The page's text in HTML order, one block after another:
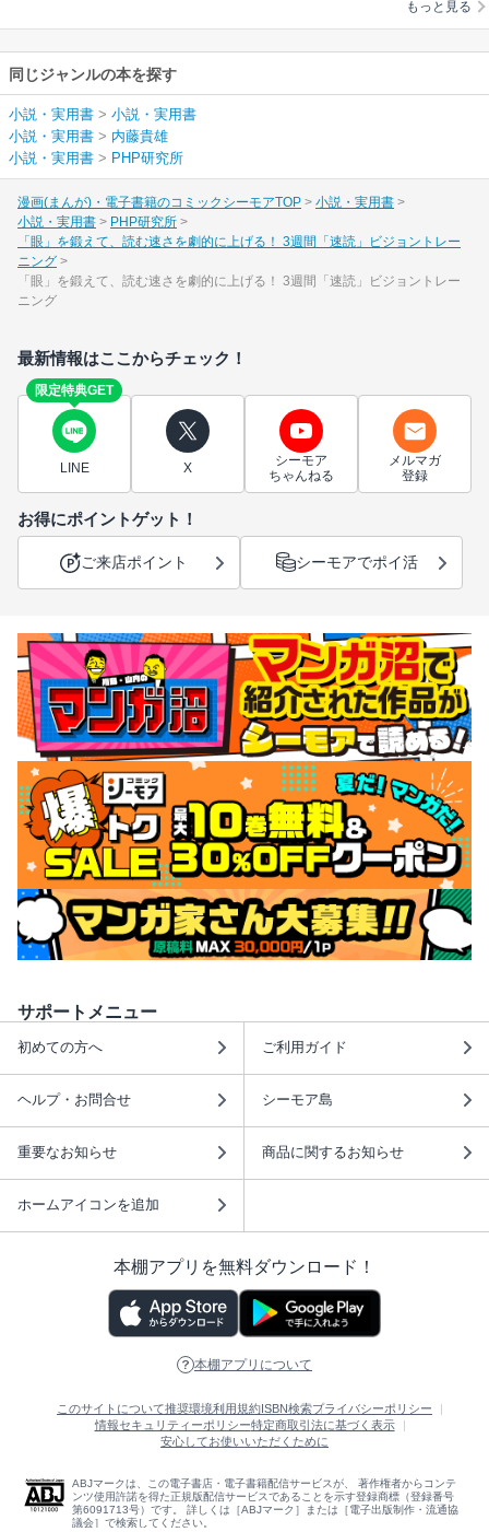
もっと見る
同じジャンルの本を探す
小説・実用書 > 小説・実用書
小説・実用書 > 内藤貴雄
小説・実用書 > PHP研究所
漫画(まんが)・電子書籍のコミックシーモアTOP
小説・実用書
小説・実用書
PHP研究所
「眼」を鍛えて、読む速さを劇的に上げる！ 3週間「速読」ビジョントレー
ニング
「眼」を鍛えて、読む速さを劇的に上げる！ 3週間「速読」ビジョントレー
ニング
最新情報はここからチェック！
限定特典GET
LINE X
シーモア
ちゃんねる
メルマガ
登録
お得にポイントゲット！
ご来店ポイント シーモアでポイ活
サポートメニュー
初めての方へ ご利用ガイド
ヘルプ・お問合せ シーモア島
重要なお知らせ 商品に関するお知らせ
ホームアイコンを追加
本棚アプリを無料ダウンロード！
本棚アプリについて
このサイトについて推奨環境利用規約ISBN検索プライバシーポリシー
情報セキュリティーポリシー特定商取引法に基づく表示
安心してお使いいただくために
ABJマークは、この電子書店・電子書籍配信サービスが、 著作権者からコンテ
ンツ使用許諾を得た正規版配信サービスであることを示す登録商標（登録番号
第6091713号）です。 詳しくは［ABJマーク］または［電子出版制作・流通協
議会］で検索してください。